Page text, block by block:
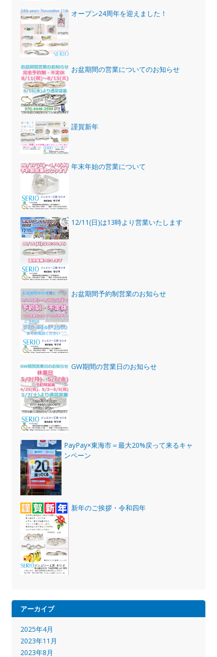
オープン24周年を迎えました！
お盆期間の営業についてのお知らせ
謹賀新年
年末年始の営業について
12/11(日)は13時より営業いたします
お盆期間予約制営業のお知らせ
GW期間の営業日のお知らせ
PayPay×東海市＝最大20%戻って来るキャ
ンペーン
新年のご挨拶・令和四年
アーカイブ
2025年4月
2023年11月
2023年8月